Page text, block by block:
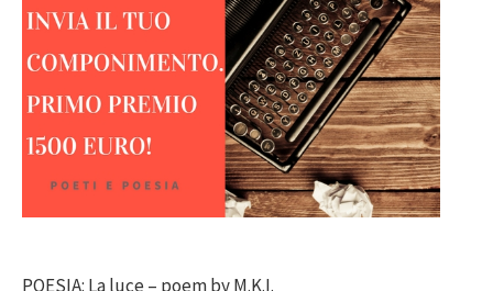
POESIA: La luce – poem by M.K.I.